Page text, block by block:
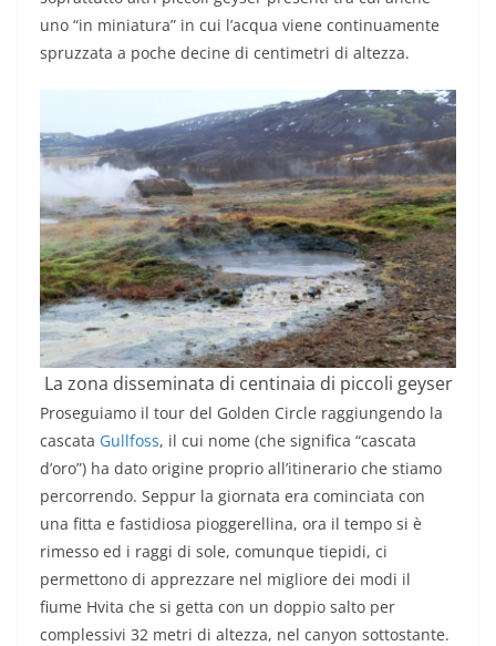
uno “in miniatura” in cui l’acqua viene continuamente
spruzzata a poche decine di centimetri di altezza.
La zona disseminata di centinaia di piccoli geyser
Proseguiamo il tour del Golden Circle raggiungendo la
cascata Gullfoss, il cui nome (che significa “cascata
d’oro”) ha dato origine proprio all’itinerario che stiamo
percorrendo. Seppur la giornata era cominciata con
una fitta e fastidiosa pioggerellina, ora il tempo si è
rimesso ed i raggi di sole, comunque tiepidi, ci
permettono di apprezzare nel migliore dei modi il
fiume Hvita che si getta con un doppio salto per
complessivi 32 metri di altezza, nel canyon sottostante.